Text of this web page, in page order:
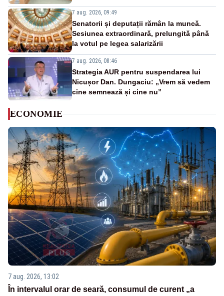
7 aug. 2026, 09:49
Senatorii și deputații rămân la muncă.
Sesiunea extraordinară, prelungită până
la votul pe legea salarizării
7 aug. 2026, 08:46
Strategia AUR pentru suspendarea lui
Nicușor Dan. Dungaciu: „Vrem să vedem
cine semnează și cine nu”
ECONOMIE
7 aug. 2026, 13:02
În intervalul orar de seară, consumul de curent „a